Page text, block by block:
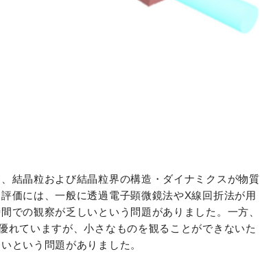
結晶粒および結晶粒界の構造・ダイナミクスが物質
価には、一般に透過電子顕微鏡法やX線回折法が用
での観察が乏しいという問題がありました。一方、
ていますが、小さなものを観ることができないた
という問題がありました。